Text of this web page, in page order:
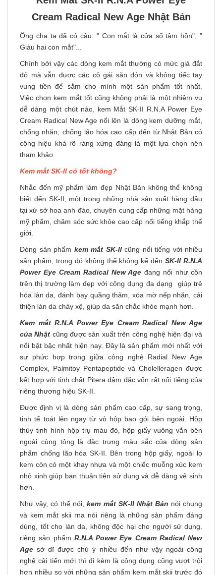
Cream Radical New Age Nhật Bản
Ông cha ta đã có câu: " Con mắt là cửa sổ tâm hồn"; "
Giàu hai con mắt"...
Chính bởi vậy các dòng kem mắt thường có mức giá đắt
đỏ mà vẫn được các cô gái săn đón và không tiếc tay
vung tiền để sắm cho mình một sản phẩm tốt nhất.
Việc chọn kem mắt tốt cũng không phải là một nhiệm vụ
dễ dàng một chút nào, kem Mắt SK-II R.N.A Power Eye
Cream Radical New Age nổi lên là dòng kem dưỡng mắt,
chống nhăn, chống lão hóa cao cấp đến từ Nhật Bản có
công hiệu khá rõ ràng xứng đáng là một lựa chọn nên
tham khảo
Kem mắt SK-II có tốt không?
Nhắc đến mỹ phẩm làm đẹp Nhật Bản không thể không
biết đến SK-II, một trong những nhà sản xuất hàng đầu
tại xứ sở hoa anh đào, chuyên cung cấp những mặt hàng
mỹ phẩm, chăm sóc sức khỏe cao cấp nổi tiếng khắp thế
giới.
Dòng sản phẩm kem mắt SK-II cũng nổi tiếng với nhiều
sản phẩm, trong đó không thể không kể đếnSK-II R.N.A
Power Eye Cream Radical New Age đang nổi như cồn
trên thị trường làm đẹp với công dụng đa dạng giúp trẻ
hóa làn da, đánh bay quầng thâm, xóa mờ nếp nhăn, cải
thiện làn da chảy xệ, giúp da săn chắc khỏe mạnh hơn.
Kem mắt R.N.A Power Eye Cream Radical New Age
của Nhật cũng được sản xuất trên công nghệ hiện đại và
nổi bật bậc nhất hiện nay. Đây là sản phẩm mới nhất với
sự phức hợp trong giữa công nghệ Radial New Age
Complex, Palmitoy Pentapeptide và Cholelleragen được
kết hợp với tinh chất Pitera đậm đặc vốn rất nổi tiếng của
riêng thương hiệu SK-II.
Được định vị là dòng sản phẩm cao cấp, sự sang trọng,
tinh tế toát lên ngay từ vỏ hộp bao gói bên ngoài. Hộp
thủy tinh hình hộp trụ màu đỏ, hộp giấy vuông vắn bên
ngoài cùng tông là đặc trưng màu sắc của dòng sản
phẩm chống lão hóa SK-II. Bên trong hộp giấy, ngoài lọ
kem còn có một khay nhựa và một chiếc muỗng xúc kem
nhỏ xinh giúp bạn thuận tiện sử dụng và dễ dàng vệ sinh
hơn.
Như vậy, có thể nói,kem mắt SK-II Nhật Bản nói chung
và kem mắt skii rna nói riêng là những sản phẩm đáng
dùng, tốt cho làn da, không độc hại cho người sử dụng.
riêng sản phẩm R.N.A Power Eye Cream Radical New
Age sở dĩ được chú ý nhiều đến như vậy ngoài công
nghệ cải tiến mới thì đi kèm là công dụng cũng vượt trội
hơn nhiều so với những sản phẩm kem mắt skii trước đó